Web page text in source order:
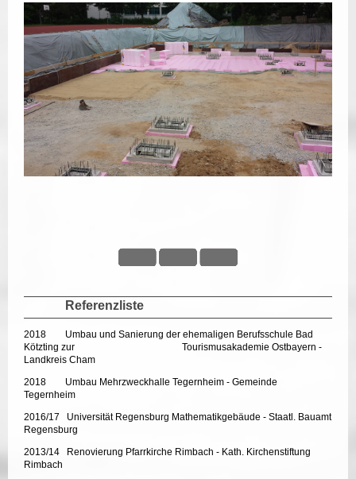
Referenzliste
2018 Umbau und Sanierung der ehemaligen Berufsschule Bad
Kötzting zur Tourismusakademie Ostbayern -
Landkreis Cham
2018 Umbau Mehrzweckhalle Tegernheim - Gemeinde
Tegernheim
2016/17 Universität Regensburg Mathematikgebäude - Staatl. Bauamt
Regensburg
2013/14 Renovierung Pfarrkirche Rimbach - Kath. Kirchenstiftung
Rimbach